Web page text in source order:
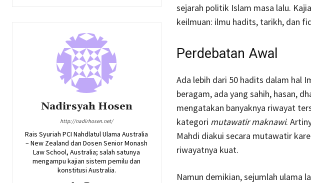
Nadirsyah Hosen
http://nadirhosen.net/
Rais Syuriah PCI Nahdlatul Ulama Australia
– New Zealand dan Dosen Senior Monash
Law School, Australia; salah satunya
mengampu kajian sistem pemilu dan
konstitusi Australia.
sejarah politik Islam masa lalu.
keilmuan: ilmu hadits, tarikh, dan
Perdebatan Awal
Ada lebih dari 50 hadits dalam hal
beragam, ada yang sahih, hasan,
mengatakan banyaknya riwayat
kategori mutawatir maknawi.
Mahdi diakui secara mutawatir
riwayatnya kuat.
Namun demikian, sejumlah ulama